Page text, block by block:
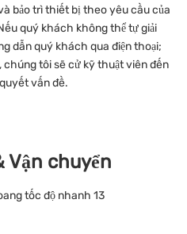
bảo trì thiết bị theo yêu cầu của
quý khách không thể tự giải
dẫn quý khách qua điện thoại;
chúng tôi sẽ cử kỹ thuật viên đến
vấn đề.
Vận chuyển